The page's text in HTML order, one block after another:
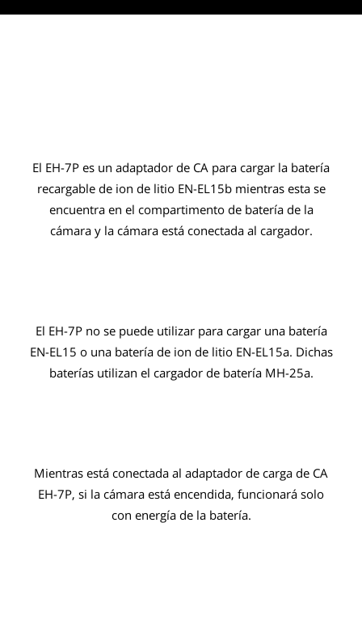
El EH-7P es un adaptador de CA para cargar la batería
recargable de ion de litio EN-EL15b mientras esta se
encuentra en el compartimento de batería de la
cámara y la cámara está conectada al cargador.
El EH-7P no se puede utilizar para cargar una batería
EN-EL15 o una batería de ion de litio EN-EL15a. Dichas
baterías utilizan el cargador de batería MH-25a.
Mientras está conectada al adaptador de carga de CA
EH-7P, si la cámara está encendida, funcionará solo
con energía de la batería.